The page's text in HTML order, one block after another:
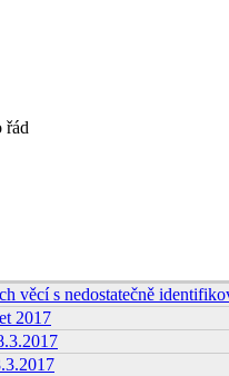
řád
věcí s nedostatečně
2017